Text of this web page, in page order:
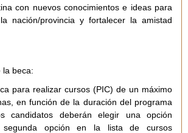
con nuevos conocimientos e ideas para
nación/provincia y fortalecer la amistad
la beca:
para realizar cursos (PIC) de un máximo
, en función de la duración del programa
candidatos deberán elegir una opción
opción en la lista de cursos